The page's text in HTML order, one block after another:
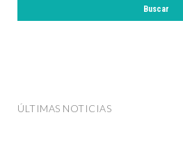
ÚLTIMAS NOTICIAS